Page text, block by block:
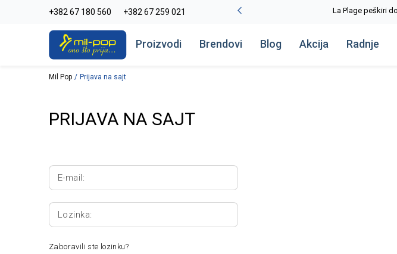
+382 67 180 560 +382 67 259 021
-20% na kompletan asortiman Pogledaj više
Proizvodi Brendovi Blog Akcija Radnje
Mil Pop Prijava na sajt
PRIJAVA NA SAJT
E-mail:
Lozinka:
Zaboravili ste lozinku?